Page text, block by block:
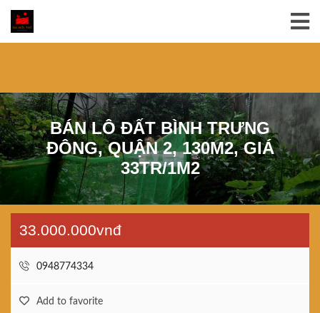
BÁN LÔ ĐẤT BÌNH TRƯNG
ĐÔNG, QUẬN 2, 130M2, GIÁ
33TR/1M2
33.000.000vnđ
0948774334
Add to favorite